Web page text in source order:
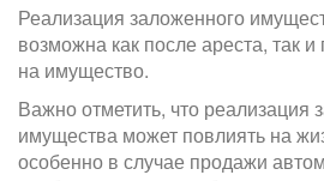
Реализация заложенного
возможна как после ареста, так
на имущество.
Важно отметить, что реализация
имущества может повлиять на
особенно в случае продажи